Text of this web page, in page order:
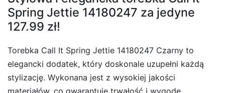
Spring Jettie 14180247 za jedyne
127.99 zł!
Torebka Call It Spring Jettie 14180247 Czarny to
elegancki dodatek, który doskonale uzupełni każdą
stylizację. Wykonana jest z wysokiej jakości
materiałów, co gwarantuje trwałość i wygodę